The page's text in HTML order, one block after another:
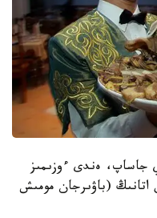
جاساپ، ەندى ءوزىمىز
اتانىڭ (باۋىرجان مومىش